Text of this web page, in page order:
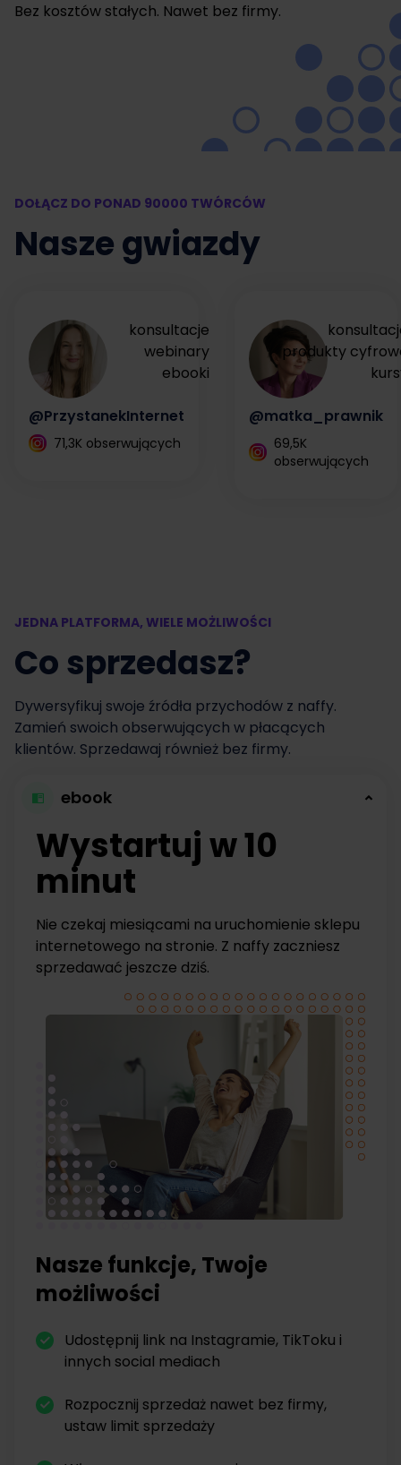
Bez kosztów stałych. Nawet bez firmy.
DOŁĄCZ DO PONAD 90000 TWÓRCÓW
Nasze gwiazdy
konsultacje
webinary
ebooki
@PrzystanekInternet
71,3K obserwujących
produkty
@matka_prawnik
69,5K
obserwujących
JEDNA PLATFORMA, WIELE MOŻLIWOŚCI
Co sprzedasz?
Dywersyfikuj swoje źródła przychodów z naffy.
Zamień swoich obserwujących w płacących
klientów. Sprzedawaj również bez firmy.
ebook
Wystartuj w 10
minut
Nie czekaj miesiącami na uruchomienie sklepu
internetowego na stronie. Z naffy zaczniesz
sprzedawać jeszcze dziś.
Nasze funkcje, Twoje
możliwości
Udostępnij link na Instagramie, TikToku i
innych social mediach
Rozpocznij sprzedaż nawet bez firmy,
ustaw limit sprzedaży